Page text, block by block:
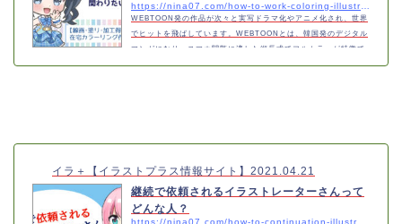
WEBTOON発の作品が次々と実写ドラマ化やアニメ化され、世界
でヒットを飛ばしています。WEBTOONとは、韓国発のデジタル
マンガになり、スマホ閲覧に適した縦長式でフルカラーが特徴で
す。国内WEBTOONも増えてきており、様々な企業がWEBTOO
イラ＋【イラストプラス情報サイト】 2021.04.21
継続で依頼されるイラストレーターさんって
どんな人？